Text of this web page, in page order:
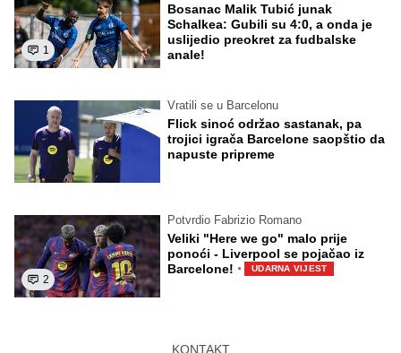
1
Bosanac Malik Tubić junak
Schalkea: Gubili su 4:0, a onda je
uslijedio preokret za fudbalske
anale!
Vratili se u Barcelonu
Flick sinoć održao sastanak, pa
trojici igrača Barcelone saopštio da
napuste pripreme
2
Potvrdio Fabrizio Romano
Veliki "Here we go" malo prije
ponoći - Liverpool se pojačao iz
Barcelone! · UDARNA VIJEST
KONTAKT